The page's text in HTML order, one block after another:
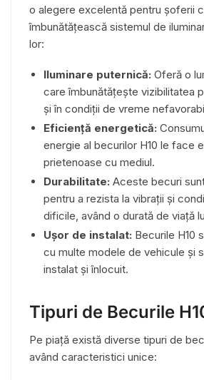
o alegere excelentă pentru șoferii
îmbunătățească sistemul de
lor:
Iluminare puternică: Oferă o
care îmbunătățește vizibilitatea
și în condiții de vreme
Eficiență energetică:
energie al becurilor H10 le face
prietenoase cu mediul.
Durabilitate: Aceste becuri
pentru a rezista la vibrații și
dificile, având o durată de viață
Ușor de instalat: Becurile H10
cu multe modele de vehicule și
instalat și înlocuit.
Tipuri de Becurile
Pe piață există diverse tipuri de
având caracteristici unice: